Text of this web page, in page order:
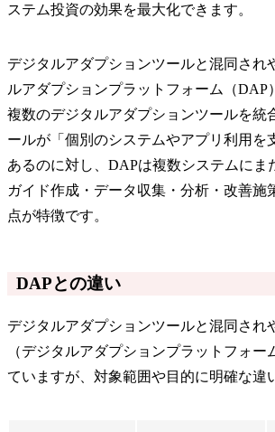
ステム投資の効果を最大化できます。
デジタルアダプションツールと混同され
ルアダプションプラットフォーム（DAP
複数のデジタルアダプションツールを統
ールが「個別のシステムやアプリ利用を
あるのに対し、DAPは複数システムにま
ガイド作成・データ収集・分析・改善施
点が特徴です。
DAPとの違い
デジタルアダプションツールと混同され
（デジタルアダプションプラットフォー
ていますが、対象範囲や目的に明確な違